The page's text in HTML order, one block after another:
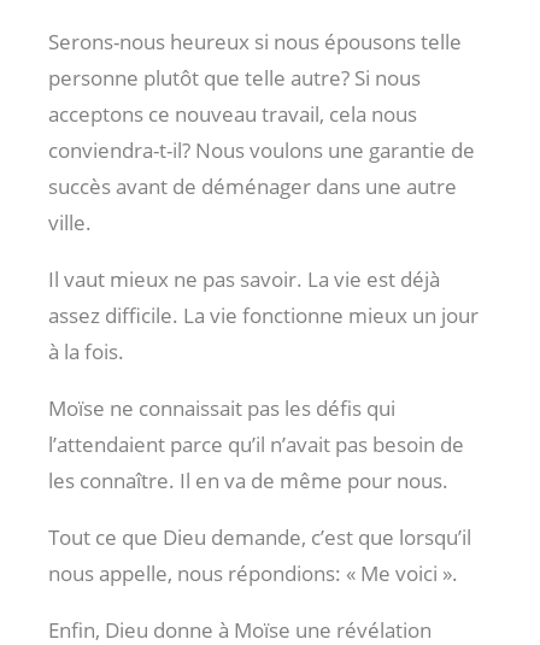
Serons-nous heureux si nous épousons telle
personne plutôt que telle autre? Si nous
acceptons ce nouveau travail, cela nous
conviendra-t-il? Nous voulons une garantie de
succès avant de déménager dans une autre
ville.
Il vaut mieux ne pas savoir. La vie est déjà
assez difficile. La vie fonctionne mieux un jour
à la fois.
Moïse ne connaissait pas les défis qui
l’attendaient parce qu’il n’avait pas besoin de
les connaître. Il en va de même pour nous.
Tout ce que Dieu demande, c’est que lorsqu’il
nous appelle, nous répondions: « Me voici ».
Enfin, Dieu donne à Moïse une révélation